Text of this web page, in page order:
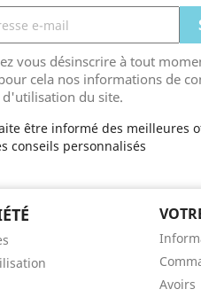
vous désinscrire à tout
cela nos informations de
du site.
être informé des meilleures
conseils personnalisés
Avoirs